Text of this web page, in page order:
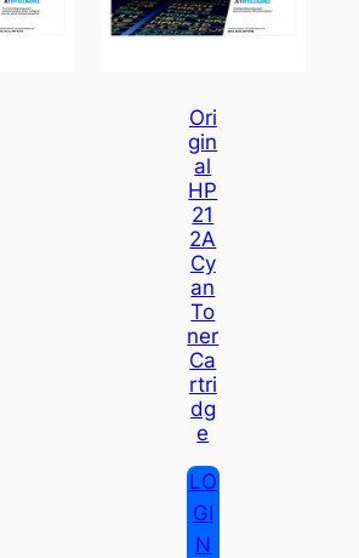
Ori
Gin
Al
HP
21
2A
Cy
An
To
Ner
Ca
Rtri
Dg
E
LO
GI
N